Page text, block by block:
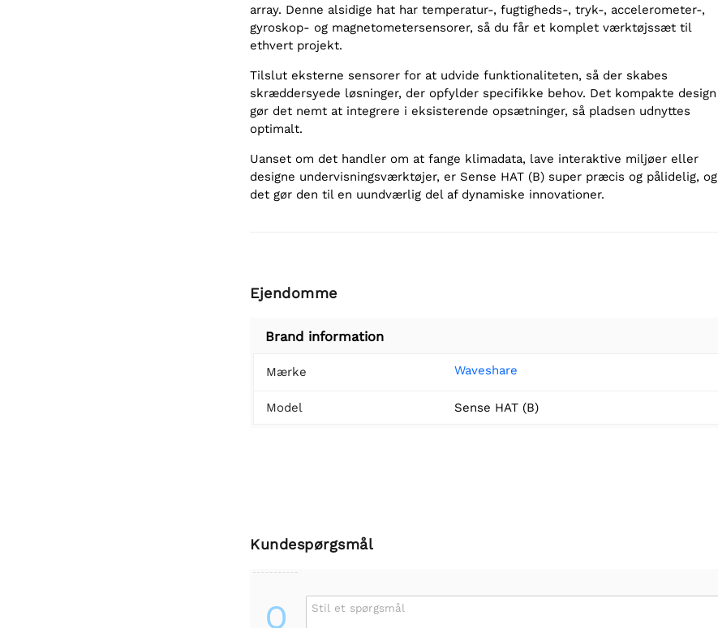
array. Denne alsidige hat har temperatur-, fugtigheds-, tryk-, accelerometer-,
gyroskop- og magnetometersensorer, så du får et komplet værktøjssæt til
ethvert projekt.
Tilslut eksterne sensorer for at udvide funktionaliteten, så der skabes
skræddersyede løsninger, der opfylder specifikke behov. Det kompakte design
gør det nemt at integrere i eksisterende opsætninger, så pladsen udnyttes
optimalt.
Uanset om det handler om at fange klimadata, lave interaktive miljøer eller
designe undervisningsværktøjer, er Sense HAT (B) super præcis og pålidelig, og
det gør den til en uundværlig del af dynamiske innovationer.
Ejendomme
Brand information
Mærke Waveshare
Model Sense HAT (B)
Kundespørgsmål
Q Stil et spørgsmål